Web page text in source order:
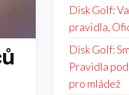
Disk Golf:
pravidla,
Disk Golf:
Pravidla
pro mládež